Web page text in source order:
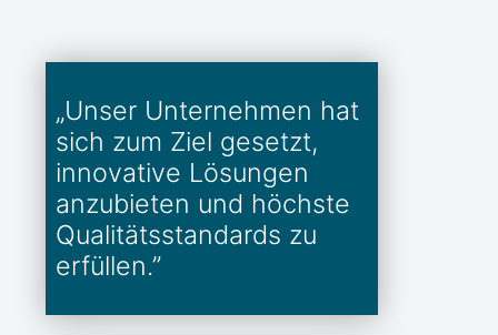
„Unser Unternehmen hat
sich zum Ziel gesetzt,
innovative Lösungen
anzubieten und höchste
Qualitäts­standards zu
erfüllen.”